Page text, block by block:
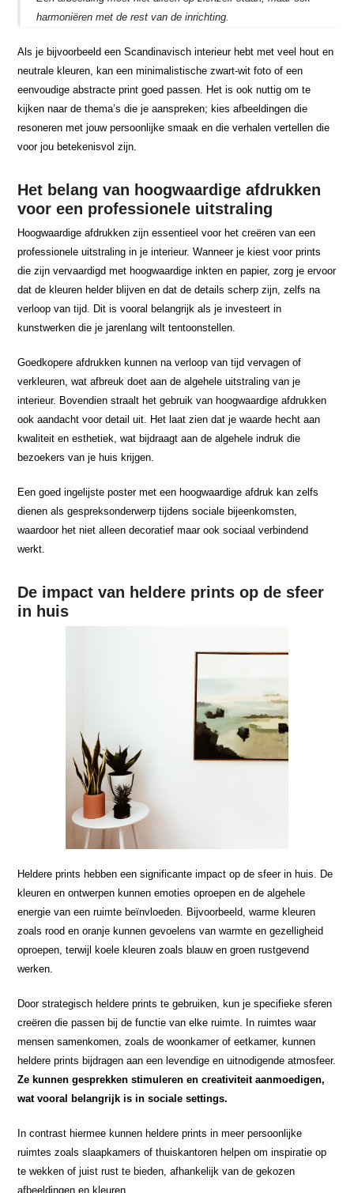
harmoniëren met de rest van de inrichting.
Als je bijvoorbeeld een Scandinavisch interieur hebt met veel hout en
neutrale kleuren, kan een minimalistische zwart-wit foto of een
eenvoudige abstracte print goed passen. Het is ook nuttig om te
kijken naar de thema’s die je aanspreken; kies afbeeldingen die
resoneren met jouw persoonlijke smaak en die verhalen vertellen die
voor jou betekenisvol zijn.
Het belang van hoogwaardige afdrukken
voor een professionele uitstraling
Hoogwaardige afdrukken zijn essentieel voor het creëren van een
professionele uitstraling in je interieur. Wanneer je kiest voor prints
die zijn vervaardigd met hoogwaardige inkten en papier, zorg je ervoor
dat de kleuren helder blijven en dat de details scherp zijn, zelfs na
verloop van tijd. Dit is vooral belangrijk als je investeert in
kunstwerken die je jarenlang wilt tentoonstellen.
Goedkopere afdrukken kunnen na verloop van tijd vervagen of
verkleuren, wat afbreuk doet aan de algehele uitstraling van je
interieur. Bovendien straalt het gebruik van hoogwaardige afdrukken
ook aandacht voor detail uit. Het laat zien dat je waarde hecht aan
kwaliteit en esthetiek, wat bijdraagt aan de algehele indruk die
bezoekers van je huis krijgen.
Een goed ingelijste poster met een hoogwaardige afdruk kan zelfs
dienen als gespreksonderwerp tijdens sociale bijeenkomsten,
waardoor het niet alleen decoratief maar ook sociaal verbindend
werkt.
De impact van heldere prints op de sfeer
in huis
Heldere prints hebben een significante impact op de sfeer in huis. De
kleuren en ontwerpen kunnen emoties oproepen en de algehele
energie van een ruimte beïnvloeden. Bijvoorbeeld, warme kleuren
zoals rood en oranje kunnen gevoelens van warmte en gezelligheid
oproepen, terwijl koele kleuren zoals blauw en groen rustgevend
werken.
Door strategisch heldere prints te gebruiken, kun je specifieke sferen
creëren die passen bij de functie van elke ruimte. In ruimtes waar
mensen samenkomen, zoals de woonkamer of eetkamer, kunnen
heldere prints bijdragen aan een levendige en uitnodigende atmosfeer.
Ze kunnen gesprekken stimuleren en creativiteit aanmoedigen,
wat vooral belangrijk is in sociale settings.
In contrast hiermee kunnen heldere prints in meer persoonlijke
ruimtes zoals slaapkamers of thuiskantoren helpen om inspiratie op
te wekken of juist rust te bieden, afhankelijk van de gekozen
afbeeldingen en kleuren.